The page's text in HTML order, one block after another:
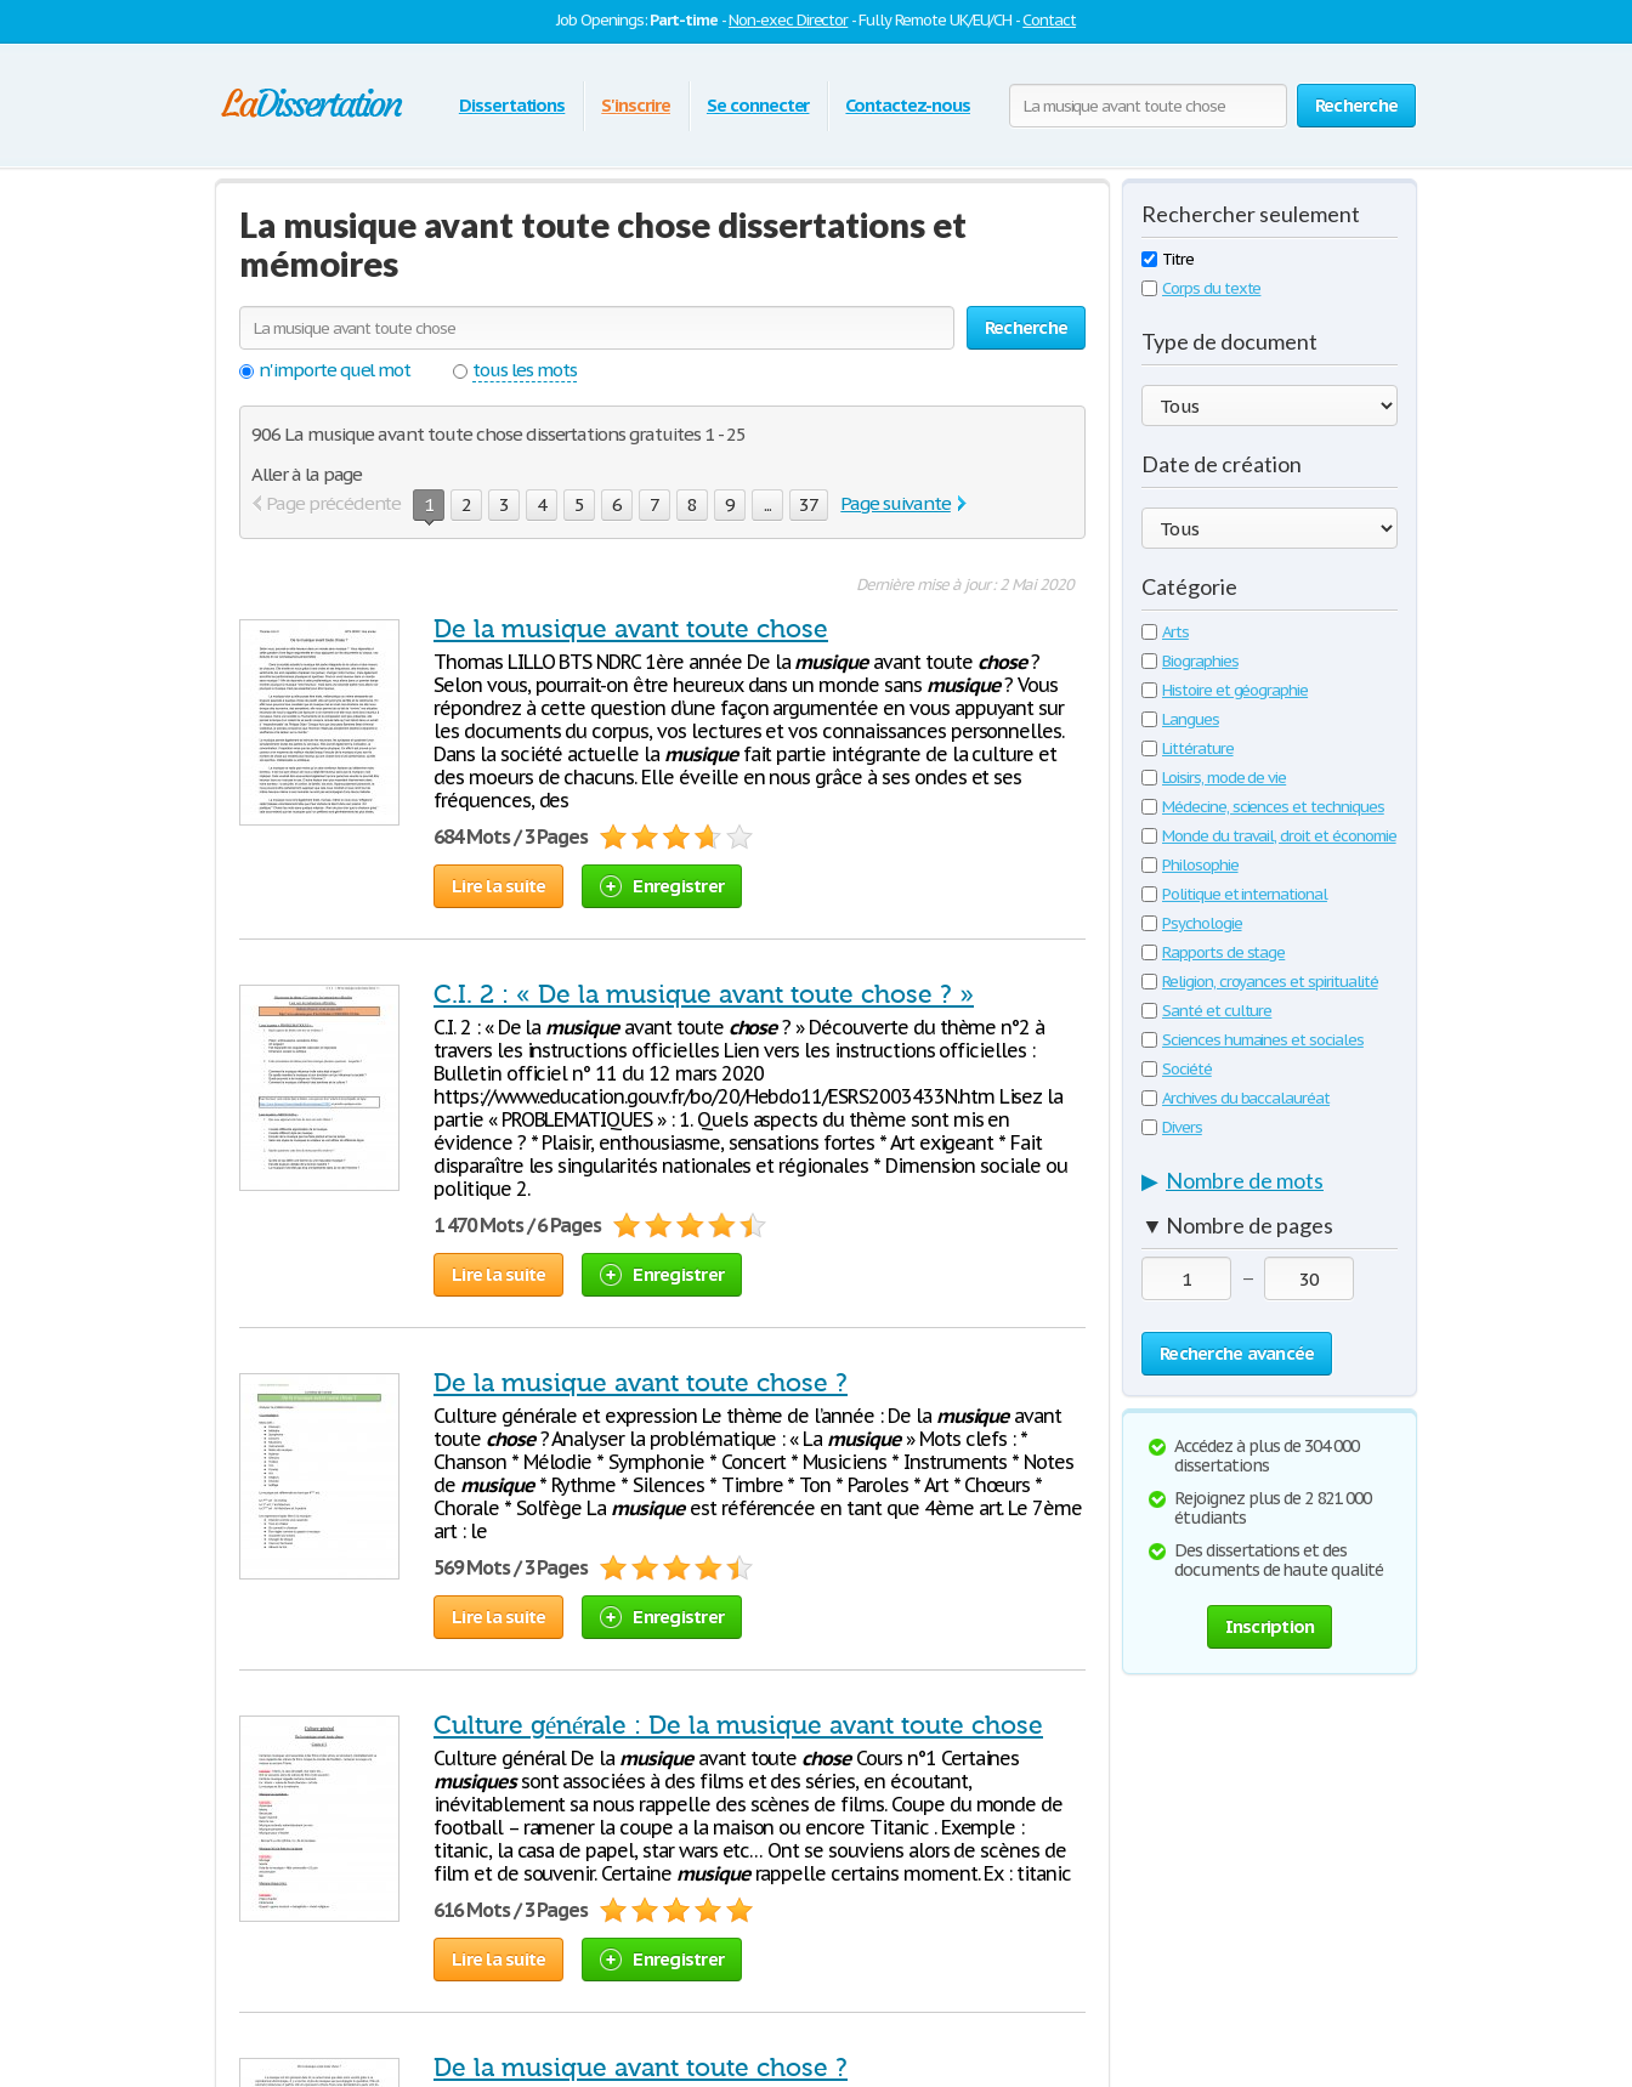
Job Openings:Part-time -Non-exec Director- Fully Remote UK/EU/CH -Contact
Recherche
Dissertations S'inscrire Se connecter Contactez-nous
La musique avant toute chose dissertations et
mémoires
Recherche
n'importe quel mot
tous les mots
906 La musique avant toute chose dissertations gratuites 1 - 25
Aller à la page
Page précédente
1 2 3 4 5 6 7 8 9 ... 37 Page suivante
Dernière mise à jour : 2 Mai 2020
De la musique avant toute chose
Thomas LILLO BTS NDRC 1ère année De la musiqueavant toute chose?
Selon vous, pourrait-on être heureux dans un monde sans musique? Vous
répondrez à cette question d’une façon argumentée en vous appuyant sur
les documents du corpus, vos lectures et vos connaissances personnelles.
Dans la société actuelle la musiquefait partie intégrante de la culture et
des moeurs de chacuns. Elle éveille en nous grâce à ses ondes et ses
fréquences, des
684 Mots / 3 Pages
Lire la suite Enregistrer
C.I. 2 : « De la musique avant toute chose ? »
C.I. 2 : « De la musiqueavant toute chose? » Découverte du thème n°2 à
travers les instructions officielles Lien vers les instructions officielles :
Bulletin officiel n° 11 du 12 mars 2020
https://www.education.gouv.fr/bo/20/Hebdo11/ESRS2003433N.htm Lisez la
partie « PROBLEMATIQUES » : 1. Quels aspects du thème sont mis en
évidence ? * Plaisir, enthousiasme, sensations fortes * Art exigeant * Fait
disparaître les singularités nationales et régionales * Dimension sociale ou
politique 2.
1 470 Mots / 6 Pages
Lire la suite Enregistrer
De la musique avant toute chose ?
Culture générale et expression Le thème de l’année : De la musiqueavant
toute chose? Analyser la problématique : « La musique» Mots clefs : *
Chanson * Mélodie * Symphonie * Concert * Musiciens * Instruments * Notes
de musique* Rythme * Silences * Timbre * Ton * Paroles * Art * Chœurs *
Chorale * Solfège La musiqueest référencée en tant que 4ème art. Le 7ème
art : le
569 Mots / 3 Pages
Lire la suite Enregistrer
Culture générale : De la musique avant toute chose
Culture général De la musiqueavant toute choseCours n°1 Certaines
musiquessont associées à des films et des séries, en écoutant,
inévitablement sa nous rappelle des scènes de films. Coupe du monde de
football – ramener la coupe a la maison ou encore Titanic . Exemple :
titanic, la casa de papel, star wars etc… Ont se souviens alors de scènes de
film et de souvenir. Certaine musiquerappelle certains moment. Ex : titanic
616 Mots / 3 Pages
Lire la suite Enregistrer
De la musique avant toute chose ?
Rechercher seulement
Titre
Corps du texte
Type de document
Date de création
Catégorie
Arts
Biographies
Histoire et géographie
Langues
Littérature
Loisirs, mode de vie
Médecine, sciences et techniques
Monde du travail, droit et économie
Philosophie
Politique et international
Psychologie
Rapports de stage
Religion, croyances et spiritualité
Santé et culture
Sciences humaines et sociales
Société
Archives du baccalauréat
Divers
▶ Nombre de mots
▼ Nombre de pages
—
Recherche avancée
Accédez à plus de 304 000
dissertations
Rejoignez plus de 2 821 000
étudiants
Des dissertations et des
documents de haute qualité
Inscription